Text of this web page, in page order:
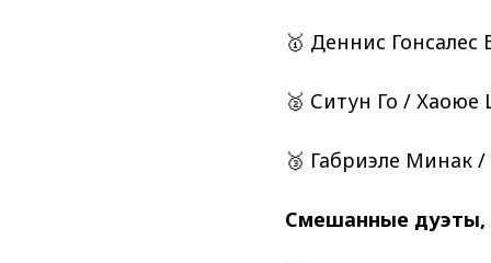
🥇 Деннис
🥈 Ситун Го / Хаоюе
🥉 Габриэле Минак
Смешанные дуэты,